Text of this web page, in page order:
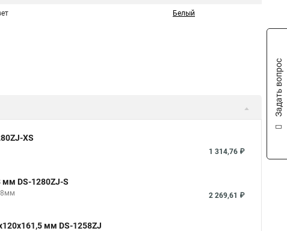
Белый
XS
1 314,76 ₽
DS-1280ZJ-S
2 269,61 ₽
мм DS-1258ZJ
Задать вопрос